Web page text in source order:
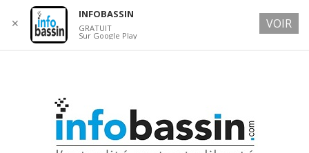
✕
INFOBASSIN
GRATUIT
Sur Google Play
VOIR